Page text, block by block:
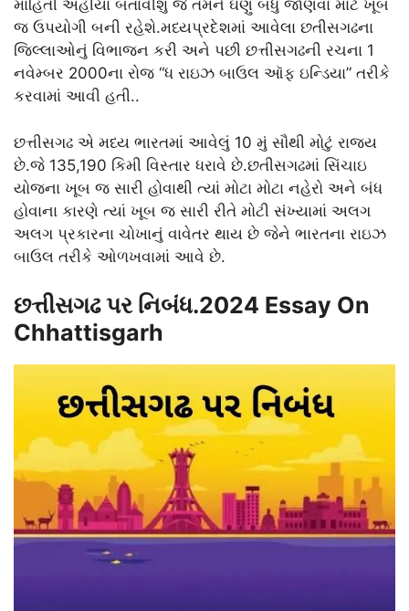
માહિતી અહીંયા બતાવીશું જે તમને ઘણું બધું જાણવા માટે ખૂબ
જ ઉપયોગી બની રહેશે.મધ્યપ્રદેશમાં આવેલા છતીસગઢના
જિલ્લાઓનું વિભાજન કરી અને પછી છત્તીસગઢની રચના 1
નવેમ્બર 2000ના રોજ “ધ રાઇઝ બાઉલ ઑફ ઇન્ડિયા” તરીકે
કરવામાં આવી હતી..
છત્તીસગઢ એ મધ્ય ભારતમાં આવેલું 10 મું સૌથી મોટું રાજ્ય
છે.જે 135,190 કિમી વિસ્તાર ધરાવે છે.છતીસગઢમાં સિંચાઇ
યોજના ખૂબ જ સારી હોવાથી ત્યાં મોટા મોટા નહેરો અને બંધ
હોવાના કારણે ત્યાં ખૂબ જ સારી રીતે મોટી સંખ્યામાં અલગ
અલગ પ્રકારના ચોખાનું વાવેતર થાય છે જેને ભારતના રાઇઝ
બાઉલ તરીકે ઓળખવામાં આવે છે.
છત્તીસગઢ પર નિબંધ.2024 Essay On
Chhattisgarh